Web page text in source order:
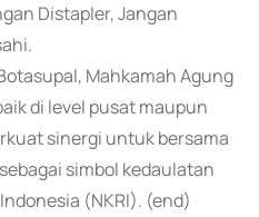
Distapler, Jangan
Mahkamah Agung
di level pusat maupun
sinergi untuk bersama
simbol kedaulatan
(NKRI). (end)